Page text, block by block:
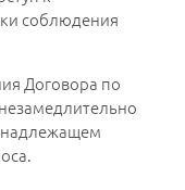
соблюдения
Договора по
надлежащем